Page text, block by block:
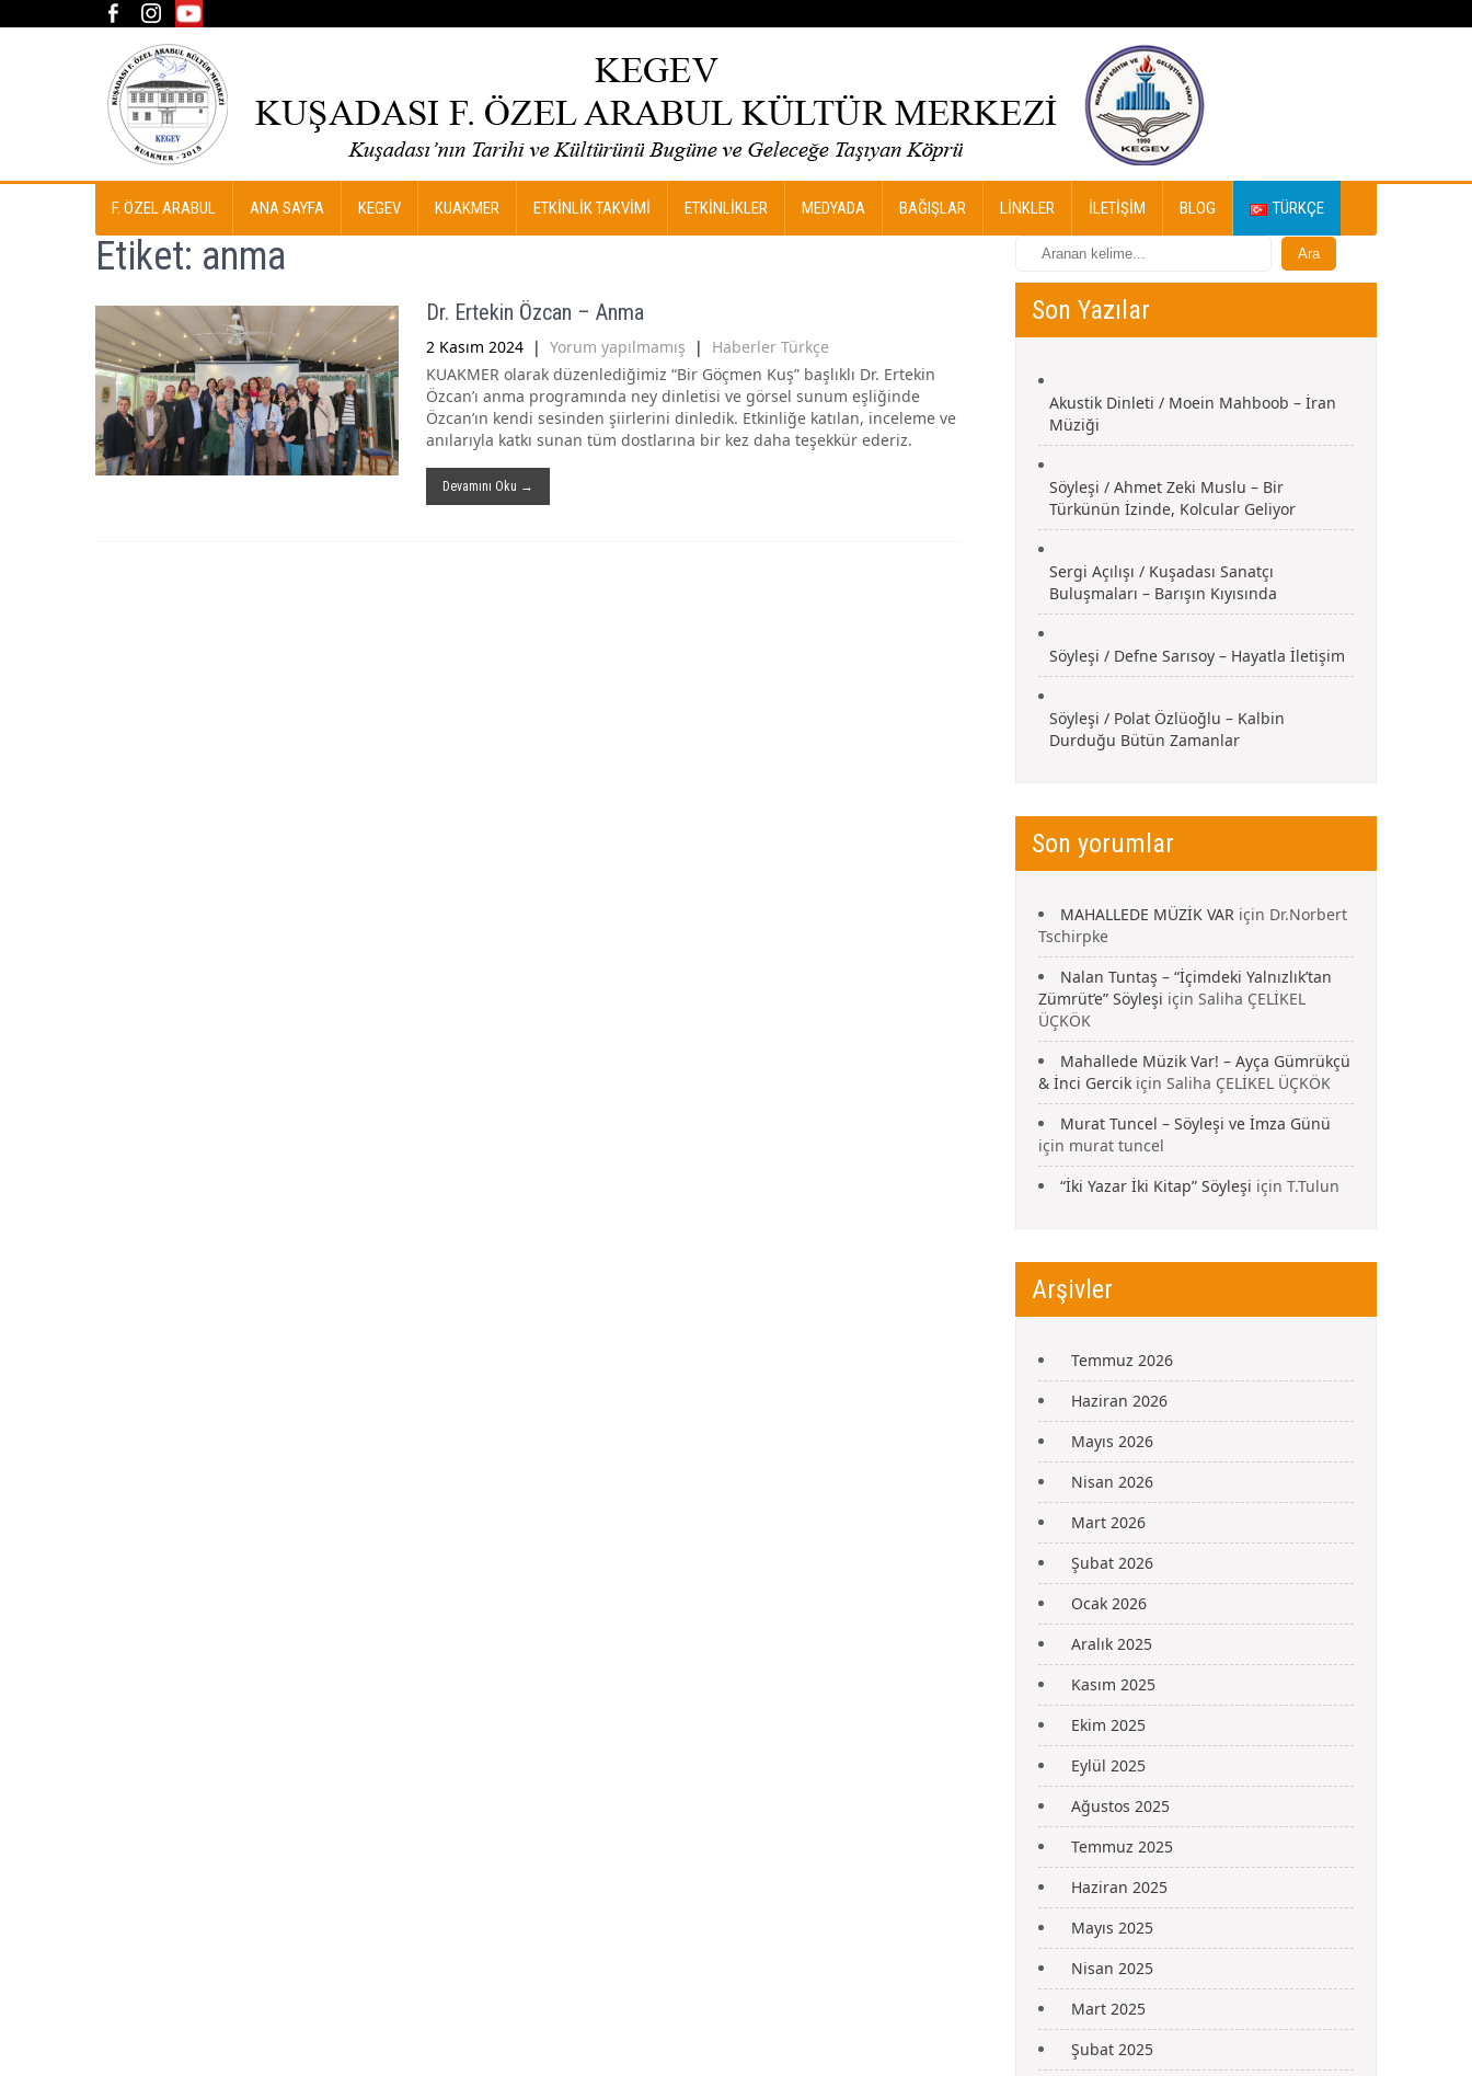
F. ÖZEL ARABUL ANA SAYFA KEGEV KUAKMER ETKİNLİK TAKVİMİ ETKİNLİKLER MEDYADA BAĞIŞLAR LINKLER İLETIŞIM BLOG TÜRKÇE
Etiket: anma
Dr. Ertekin Özcan – Anma
2 Kasım 2024 | Yorum yapılmamış | Haberler Türkçe
KUAKMER olarak düzenlediğimiz “Bir Göçmen Kuş” başlıklı Dr. Ertekin
Özcan’ı anma programında ney dinletisi ve görsel sunum eşliğinde
Özcan’ın kendi sesinden şiirlerini dinledik. Etkinliğe katılan, inceleme ve
anılarıyla katkı sunan tüm dostlarına bir kez daha teşekkür ederiz.
Devamını Oku →
Son Yazılar
Akustik Dinleti / Moein Mahboob – İran
Müziği
Söyleşi / Ahmet Zeki Muslu – Bir
Türkünün İzinde, Kolcular Geliyor
Sergi Açılışı / Kuşadası Sanatçı
Buluşmaları – Barışın Kıyısında
Söyleşi / Defne Sarısoy – Hayatla İletişim
Söyleşi / Polat Özlüoğlu – Kalbin
Durduğu Bütün Zamanlar
Son yorumlar
MAHALLEDE MÜZİK VAR için Dr.Norbert
Tschirpke
Nalan Tuntaş – “İçimdeki Yalnızlık’tan
Zümrüt’e” Söyleşi için Saliha ÇELİKEL
ÜÇKÖK
Mahallede Müzik Var! – Ayça Gümrükçü
& İnci Gercik için Saliha ÇELİKEL ÜÇKÖK
Murat Tuncel – Söyleşi ve İmza Günü
için murat tuncel
“İki Yazar İki Kitap” Söyleşi için T.Tulun
Arşivler
Temmuz 2026
Haziran 2026
Mayıs 2026
Nisan 2026
Mart 2026
Şubat 2026
Ocak 2026
Aralık 2025
Kasım 2025
Ekim 2025
Eylül 2025
Ağustos 2025
Temmuz 2025
Haziran 2025
Mayıs 2025
Nisan 2025
Mart 2025
Şubat 2025